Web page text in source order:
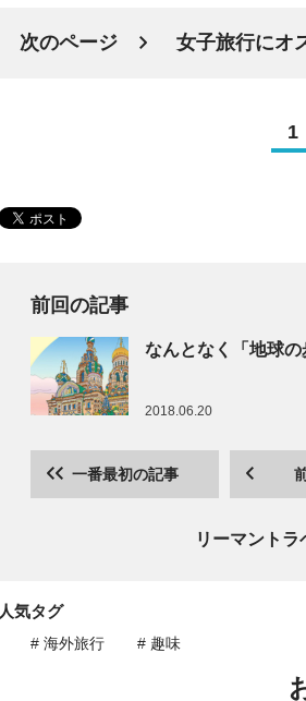
次のページ 女子旅行にオ
1
前回の記事
なんとなく「地球
2018.06.20
一番最初の記事
リーマント
人気タグ
# 海外旅行 # 趣味